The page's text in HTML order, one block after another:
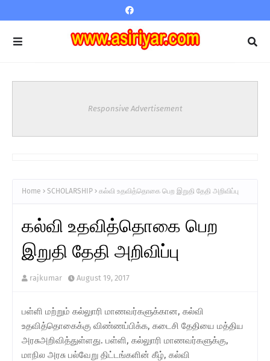
Responsive Advertisement
Home SCHOLARSHIP கல்வி உதவித்தொகை பெற இறுதி தேதி அறிவிப்பு
கல்வி உதவித்தொகை பெற
இறுதி தேதி அறிவிப்பு
rajkumar August 19, 2017
பள்ளி மற்றும் கல்லுாரி மாணவர்களுக்கான, கல்வி
உதவித்தொகைக்கு விண்ணப்பிக்க, கடைசி தேதியை மத்திய
அரசுஅறிவித்துள்ளது. பள்ளி, கல்லுாரி மாணவர்களுக்கு,
மாநில அரசு பல்வேறு திட்டங்களின் கீழ், கல்வி